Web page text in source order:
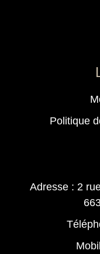
Politique
Adresse : 2